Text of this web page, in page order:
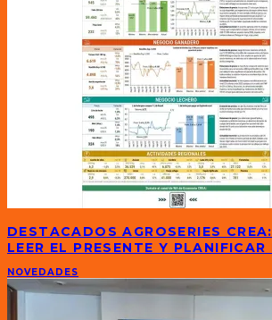
DESTACADOS AGROSERIES
LEER EL PRESENTE Y
NOVEDADES